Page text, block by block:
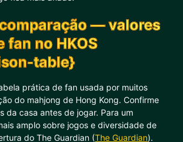
— valores
fan no HKOS
table}
prática de fan usada por muitos
do mahjong de Hong Kong. Confirme
da casa antes de jogar. Para um
amplo sobre jogos e diversidade de
do The Guardian (The Guardian).